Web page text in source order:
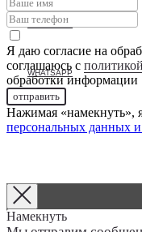
TELEGRAM
WHATSAPP
Я даю согласие на
соглашаюсь с
обработки информации
отправить
Нажимая «намекнуть»,
персональных данных
Намекнуть